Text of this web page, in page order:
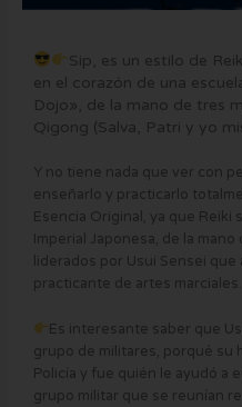
Sip, es un estilo de
en el corazón de una
Dojo», de la mano de tres
Qigong (Salva, Patri y yo
Y no tiene nada que ver con
enseñarlo y practicarlo
Esencia Original, ya que Reiki
Imperial Japonesa, de la
liderados por Usui Sensei
practicante de artes marciales.
Es interesante saber que
grupo de militares, porqué su
Policía y fue quién le ayudó a
grupo militar que se reunían